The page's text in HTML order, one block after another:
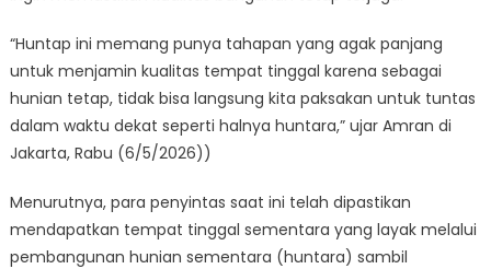
“Huntap ini memang punya tahapan yang agak panjang
untuk menjamin kualitas tempat tinggal karena sebagai
hunian tetap, tidak bisa langsung kita paksakan untuk tuntas
dalam waktu dekat seperti halnya huntara,” ujar Amran di
Jakarta, Rabu (6/5/2026))
Menurutnya, para penyintas saat ini telah dipastikan
mendapatkan tempat tinggal sementara yang layak melalui
pembangunan hunian sementara (huntara) sambil